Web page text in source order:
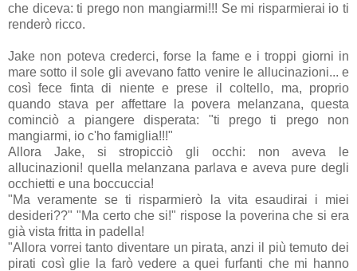
che diceva: ti prego non mangiarmi!!! Se mi risparmierai io ti
renderò ricco.
Jake non poteva crederci, forse la fame e i troppi giorni in
mare sotto il sole gli avevano fatto venire le allucinazioni... e
così fece finta di niente e prese il coltello, ma, proprio
quando stava per affettare la povera melanzana, questa
cominciò a piangere disperata: "ti prego ti prego non
mangiarmi, io c'ho famiglia!!!"
Allora Jake, si stropicciò gli occhi: non aveva le
allucinazioni! quella melanzana parlava e aveva pure degli
occhietti e una boccuccia!
"Ma veramente se ti risparmierò la vita esaudirai i miei
desideri??" "Ma certo che si!" rispose la poverina che si era
già vista fritta in padella!
"Allora vorrei tanto diventare un pirata, anzi il più temuto dei
pirati così glie la farò vedere a quei furfanti che mi hanno